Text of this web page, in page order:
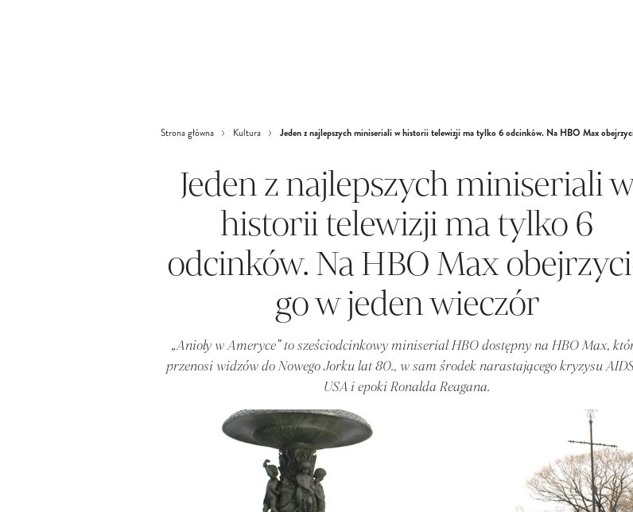
Strona główna Kultura Jeden z najlepszych miniseriali w historii telewizji ma tylko 6 odcinków. Na HBO Max
Jeden z najlepszych miniseriali
historii telewizji ma tylko 6
odcinków. Na HBO Max
go w jeden wieczór
„Anioły w Ameryce” to sześciodcinkowy miniserial HBO dostępny na HBO Max,
przenosi widzów do Nowego Jorku lat 80., w sam środek narastającego kryzysu
USA i epoki Ronalda Reagana.